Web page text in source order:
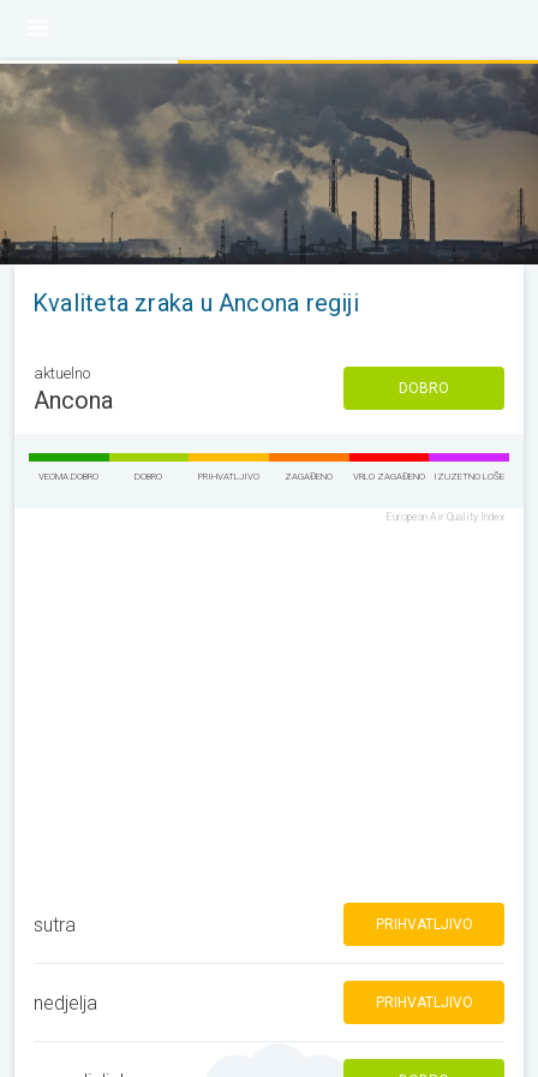
Kvaliteta zraka u Ancona regiji
aktuelno
Ancona DOBRO
VEOMA DOBRO DOBRO PRIHVATLJIVO ZAGAĐENO VRLO ZAGAĐENO IZUZETNO LOŠE
European Air Quality Index
sutra PRIHVATLJIVO
nedjelja PRIHVATLJIVO